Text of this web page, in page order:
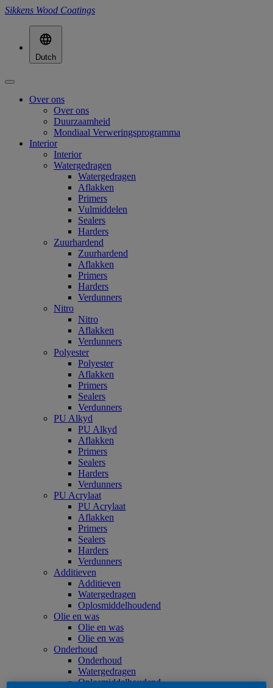
Sikkens Wood Coatings
Dutch
Over ons
Over ons
Duurzaamheid
Mondiaal Verweringsprogramma
Interior
Interior
Watergedragen
Watergedragen
Aflakken
Primers
Vulmiddelen
Sealers
Harders
Zuurhardend
Zuurhardend
Aflakken
Primers
Harders
Verdunners
Nitro
Nitro
Aflakken
Verdunners
Polyester
Polyester
Aflakken
Primers
Sealers
Verdunners
PU Alkyd
PU Alkyd
Aflakken
Primers
Sealers
Harders
Verdunners
PU Acrylaat
PU Acrylaat
Aflakken
Primers
Sealers
Harders
Verdunners
Additieven
Additieven
Watergedragen
Oplosmiddelhoudend
Olie en was
Olie en was
Olie en was
Onderhoud
Onderhoud
Watergedragen
Oplosmiddelhoudend